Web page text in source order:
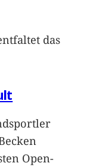
das
Open-